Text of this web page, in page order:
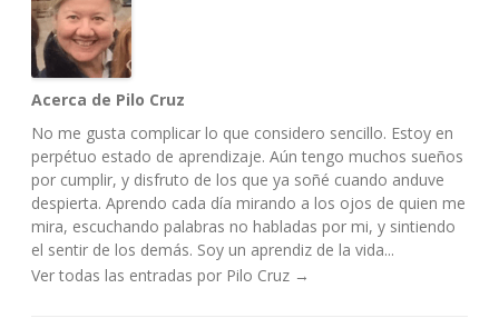
Acerca de Pilo Cruz
No me gusta complicar lo que considero sencillo. Estoy en
perpétuo estado de aprendizaje. Aún tengo muchos sueños
por cumplir, y disfruto de los que ya soñé cuando anduve
despierta. Aprendo cada día mirando a los ojos de quien me
mira, escuchando palabras no habladas por mi, y sintiendo
el sentir de los demás. Soy un aprendiz de la vida...
Ver todas las entradas por Pilo Cruz →